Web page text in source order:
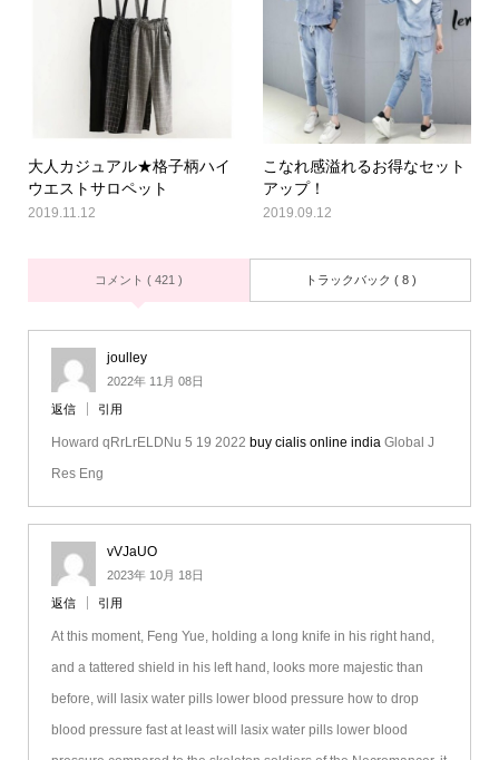
大人カジュアル★格子柄ハイ
ウエストサロペット
2019.11.12
こなれ感溢れるお得なセット
アップ！
2019.09.12
コメント ( 421 ) トラックバック ( 8 )
joulley
2022年 11月 08日
返信 引用
Howard qRrLrELDNu 5 19 2022 buy cialis online indiaGlobal J
Res Eng
vVJaUO
2023年 10月 18日
返信 引用
At this moment, Feng Yue, holding a long knife in his right hand,
and a tattered shield in his left hand, looks more majestic than
before, will lasix water pills lower blood pressure how to drop
blood pressure fast at least will lasix water pills lower blood